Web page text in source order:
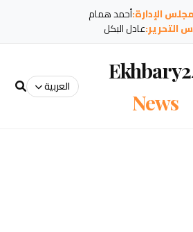
الإدارة:أحمد همام
التحرير:عادل البكل
News
العربية